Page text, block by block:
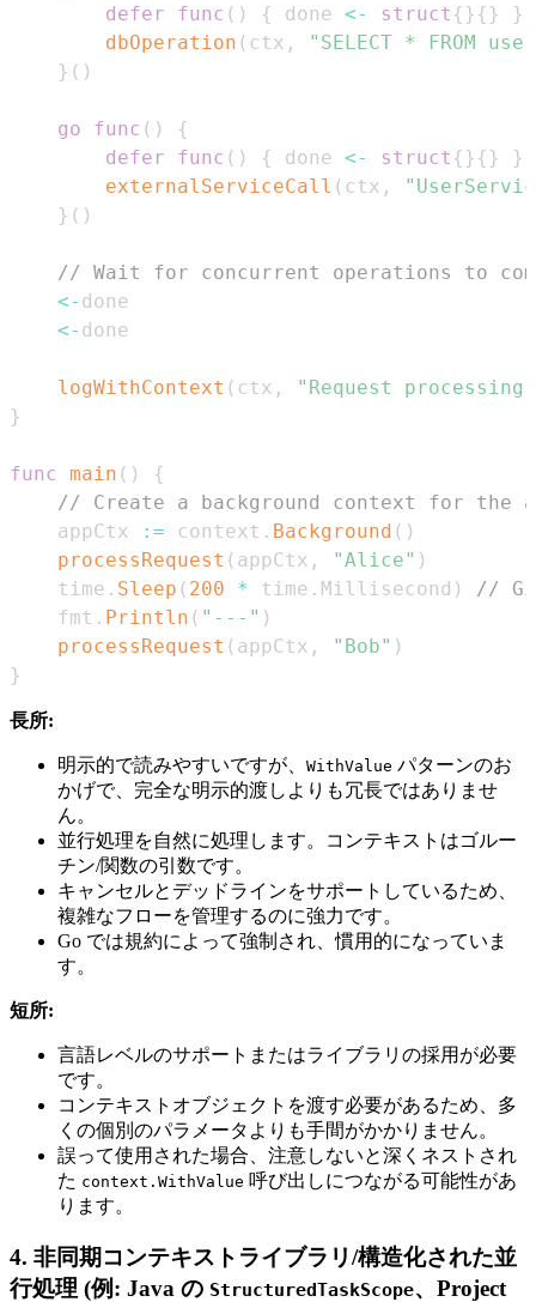
defer
func ( ) { done <- struct { } { } }
dbOperation ( ctx ,
"SELECT * FROM
} ( )
go func ( )
{
defer
func ( ) { done <- struct { } { } }
externalServiceCall ( ctx ,
} ( )
// Wait for concurrent operations to
<-
<-
logWithContext ( ctx ,
"Request
}
func main ( )
{
// Create a background context for
	appCtx
:= context . Background ( )
processRequest ( appCtx , "Alice" )
	time
. Sleep ( 200 * time . Millisecond )
//
	fmt
. Println ( "---" )
processRequest ( appCtx , "Bob" )
}
長所:
明示的で読みやすいですが、 WithValue パターンのお
かげで、完全な明示的渡しよりも冗長ではありませ
ん。
並行処理を自然に処理します。コンテキストはゴルー
チン/関数の引数です。
キャンセルとデッドラインをサポートしているため、
複雑なフローを管理するのに強力です。
Go では規約によって強制され、慣用的になっていま
す。
短所:
言語レベルのサポートまたはライブラリの採用が必要
です。
コンテキストオブジェクトを渡す必要があるため、多
くの個別のパラメータよりも手間がかかりません。
誤って使用された場合、注意しないと深くネストされ
た context.WithValue 呼び出しにつながる可能性があ
ります。
4. 非同期コンテキストライブラリ/構造化された並
行処理 (例: Java の StructuredTaskScope、Project